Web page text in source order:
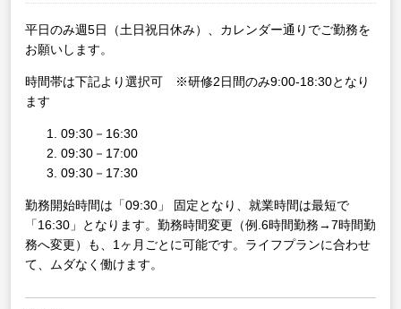
平日のみ週5日（土日祝日休み）、カレンダー通りでご勤務を
お願いします。
時間帯は下記より選択可 ※研修2日間のみ9:00-18:30となり
ます
09:30－16:30
09:30－17:00
09:30－17:30
勤務開始時間は「09:30」 固定となり、就業時間は最短で
「16:30」となります。勤務時間変更（例.6時間勤務→7時間勤
務へ変更）も、1ヶ月ごとに可能です。ライフプランに合わせ
て、ムダなく働けます。